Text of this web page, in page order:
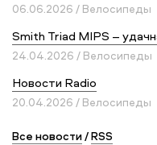
06.06.2026 / Велосипеды
Smith Triad MIPS –
24.04.2026 / Велосипеды
Новости Radio
20.04.2026 / Велосипеды
Все новости/RSS